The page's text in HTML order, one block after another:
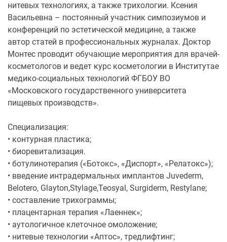
нитевых технологиях, а также трихологии. Ксения
Васильевна – постоянный участник симпозиумов и
конференций по эстетической медицине, а также
автор статей в профессиональных журналах. Доктор
Монтес проводит обучающие мероприятия для врачей-
косметологов и ведет курс косметологии в Институтае
медико-социальных технологий ФГБОУ ВО
«Московского государственного университета
пищевых производств».
Специализация:
• контурная пластика;
• биоревитализация.
• ботулинотерапия («Ботокс», «Диспорт», «Релатокс»);
• введение интрадермальных имплантов Juvederm,
Belotero, Glayton,Stylage,Teosyal, Surgiderm, Restylane;
• составление трихограммы;
• плацентарная терапия «Лаеннек»;
• аутологичное клеточное омоложение;
• нитевые технологии «Аптос», тредлифтинг;